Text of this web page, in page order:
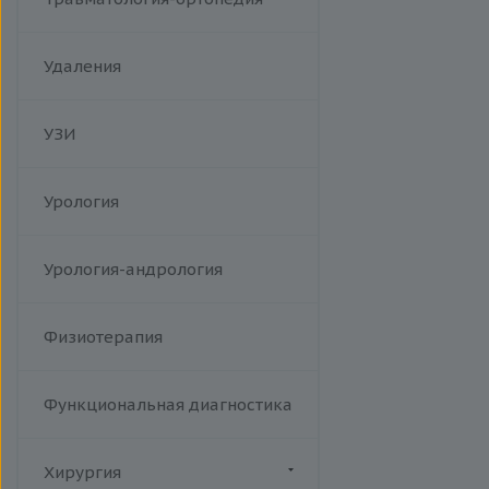
Удаления
УЗИ
Урология
Урология-андрология
Физиотерапия
Функциональная диагностика
Хирургия